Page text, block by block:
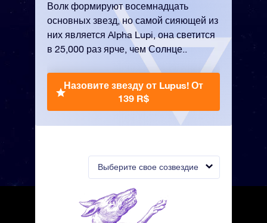
Выберите свое созвездие
Волк формируют восемнадцать
основных звезд, но самой сияющей из
них является Alpha Lupi, она светится
в 25,000 раз ярче, чем Солнце..
Назовите звезду от Lupus! От
139 R$